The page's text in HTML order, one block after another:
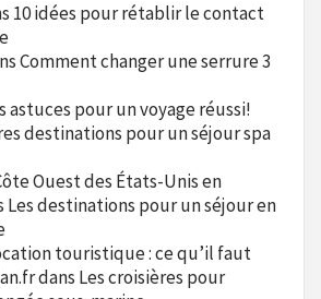
10 idées pour rétablir le contact
Comment changer une serrure 3
astuces pour un voyage réussi!
destinations pour un séjour spa
Ouest des États-Unis en
Les destinations pour un séjour en
touristique : ce qu’il faut
dans Les croisières pour